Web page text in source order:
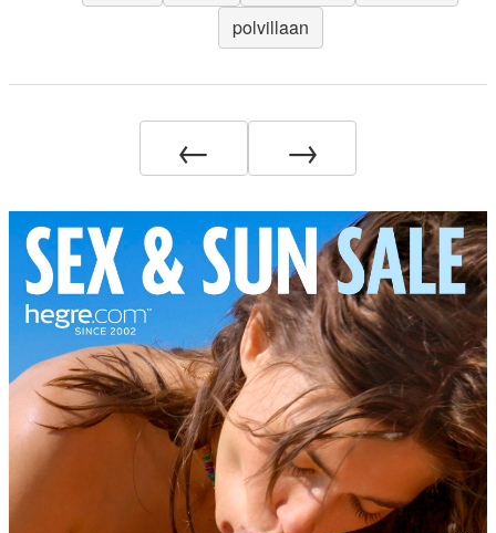
polvillaan
← →